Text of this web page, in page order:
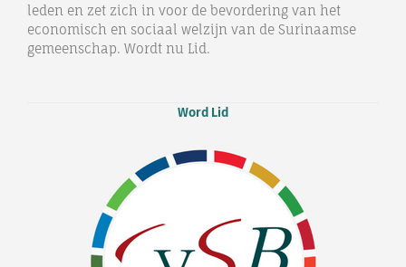
leden en zet zich in voor de bevordering van het
economisch en sociaal welzijn van de Surinaamse
gemeenschap. Wordt nu Lid.
Word Lid